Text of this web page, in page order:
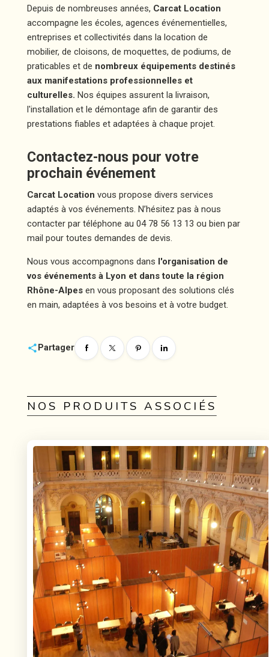
Depuis de nombreuses années, Carcat Location
accompagne les écoles, agences événementielles,
entreprises et collectivités dans la location de
mobilier, de cloisons, de moquettes, de podiums, de
praticables et de nombreux équipements destinés
aux manifestations professionnelles et
culturelles. Nos équipes assurent la livraison,
l'installation et le démontage afin de garantir des
prestations fiables et adaptées à chaque projet.
Contactez-nous pour votre
prochain événement
Carcat Location vous propose divers services
adaptés à vos événements. N’hésitez pas à nous
contacter par téléphone au 04 78 56 13 13 ou bien par
mail pour toutes demandes de devis.
Nous vous accompagnons dans l'organisation de
vos événements à Lyon et dans toute la région
Rhône-Alpesen vous proposant des solutions clés
en main, adaptées à vos besoins et à votre budget.
share Partager
NOS PRODUITS ASSOCIÉS